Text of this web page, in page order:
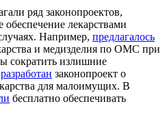
ряд законопроектов,
лекарствами
Например, предлагалось
и медизделия по ОМС при
сократить излишние
разработан законопроект о
для малоимущих. В
бесплатно обеспечивать